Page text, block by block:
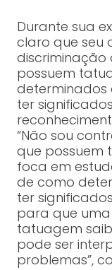
Durante sua
claro que seu
discriminação
possuem
determinados
ter
“Não sou
que possuem
foca em
de como
ter
para que
tatuagem
pode ser
problemas”,